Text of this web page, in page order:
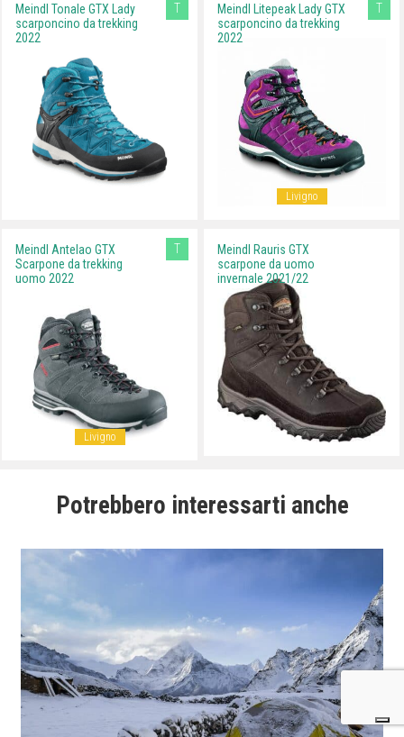
Meindl Tonale GTX Lady
scarponcino da trekking
2022
T
Meindl Litepeak Lady GTX
scarponcino da trekking
2022
T
Livigno
Meindl Antelao GTX
Scarpone da trekking
uomo 2022
T
Livigno
Meindl Rauris GTX
scarpone da uomo
invernale 2021/22
Potrebbero interessarti anche